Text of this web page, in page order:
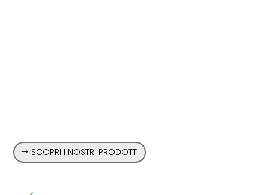
SCOPRI I NOSTRI PRODOTTI